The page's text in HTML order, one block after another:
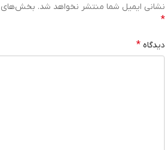
نشانی ایمیل شما منتشر نخواهد شد. بخش‌های
*
دیدگاه *